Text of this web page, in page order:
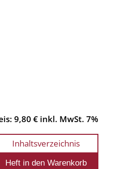
9,80 € inkl. MwSt. 7%
Inhaltsverzeichnis